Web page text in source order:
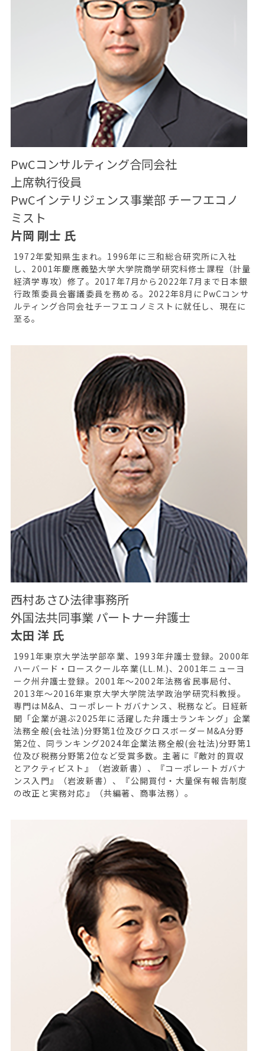
PwCコンサルティング合同会社
上席執行役員
PwCインテリジェンス事業部 チーフエコノ
ミスト
片岡 剛士 氏
1972年愛知県生まれ。1996年に三和総合研究所に入社
し、2001年慶應義塾大学大学院商学研究科修士課程（計量
経済学専攻）修了。2017年7月から2022年7月まで日本銀
行政策委員会審議委員を務める。2022年8月にPwCコンサ
ルティング合同会社チーフエコノミストに就任し、現在に
至る。
西村あさひ法律事務所
外国法共同事業 パートナー弁護士
太田 洋 氏
1991年東京大学法学部卒業、1993年弁護士登録。2000年
ハーバード・ロースクール卒業(LL.M.)、2001年ニューヨ
ーク州弁護士登録。2001年～2002年法務省民事局付、
2013年～2016年東京大学大学院法学政治学研究科教授。
専門はM&A、コーポレートガバナンス、税務など。日経新
聞「企業が選ぶ2025年に活躍した弁護士ランキング」企業
法務全般(会社法)分野第1位及びクロスボーダーM&A分野
第2位、同ランキング2024年企業法務全般(会社法)分野第1
位及び税務分野第2位など受賞多数。主著に『敵対的買収
とアクティビスト』（岩波新書）、『コーポレートガバナ
ンス入門』（岩波新書）、『公開買付・大量保有報告制度
の改正と実務対応』（共編著、商事法務）。